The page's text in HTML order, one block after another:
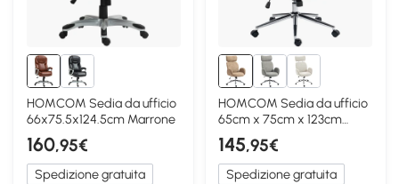
HOMCOM Sedia da ufficio
66x75.5x124.5cm Marrone
160,95€
Spedizione gratuita
HOMCOM Sedia da ufficio
65cm x 75cm x 123cm
Marrone
145,95€
Spedizione gratuita